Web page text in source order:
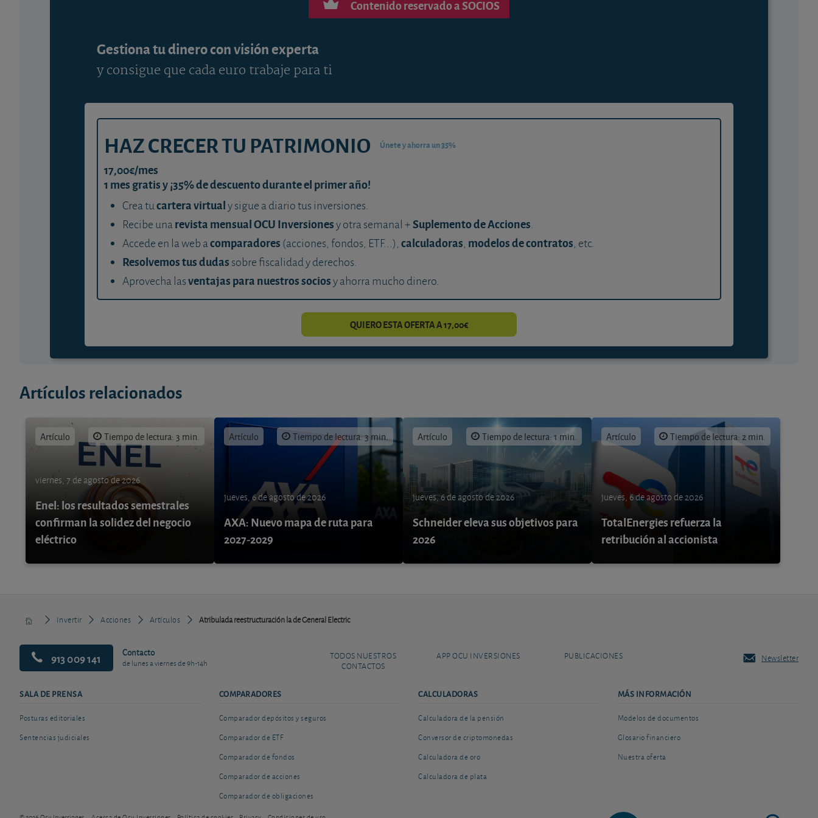
Contenido reservado a SOCIOS
Gestiona tu dinero con visión experta
y consigue que cada euro trabaje para ti
HAZ CRECER TU PATRIMONIO Únete y ahorra un 35%
17,00€/mes
1 mes gratis y ¡35% de descuento durante el primer año!
Crea tucartera virtualy sigue a diario tus inversiones.
Recibe unarevista mensual OCU Inversionesy otra semanal +Suplemento de Acciones.
Accede en la web acomparadores (acciones, fondos, ETF...), calculadoras, modelos de contratos, etc.
Resolvemos tus dudas sobre fiscalidad y derechos.
Aprovecha lasventajas para nuestros sociosy ahorra mucho dinero.
QUIERO ESTA OFERTA A 17,00€
Artículos relacionados
Artículo Tiempo de lectura: 3 min.
viernes, 7 de agosto de 2026
Enel: los resultados semestrales
confirman la solidez del negocio
eléctrico
Artículo Tiempo de lectura: 3 min.
jueves, 6 de agosto de 2026
AXA: Nuevo mapa de ruta para
2027-2029
Artículo Tiempo de lectura: 1 min.
jueves, 6 de agosto de 2026
Schneider eleva sus objetivos para
2026
Artículo Tiempo de lectura: 2 min.
jueves, 6 de agosto de 2026
TotalEnergies refuerza la
retribución al accionista
Invertir Acciones Artículos Atribulada reestructuración la de General Electric
913 009 141 Contacto
de lunes a viernes de 9h-14h
TODOS NUESTROS
CONTACTOS
APP OCU INVERSIONES PUBLICACIONES Newsletter
SALA DE PRENSA
Posturas editoriales
Sentencias judiciales
COMPARADORES
Comparador depósitos y seguros
Comparador de ETF
Comparador de fondos
Comparador de acciones
Comparador de obligaciones
CALCULADORAS
Calculadora de la pensión
Conversor de criptomonedas
Calculadora de oro
Calculadora de plata
MÁS INFORMACIÓN
Modelos de documentos
Glosario financiero
Nuestra oferta